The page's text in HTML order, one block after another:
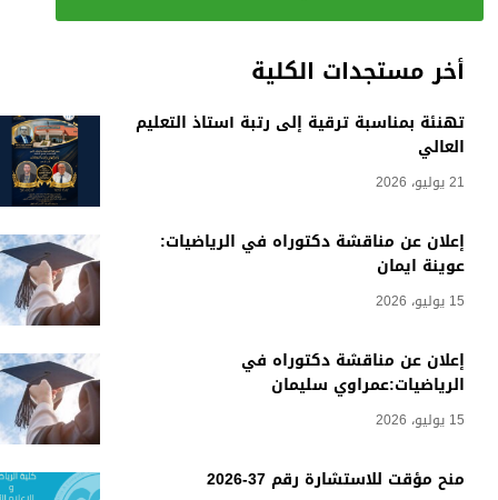
أخر مستجدات الكلية
تهنئة بمناسبة ترقية إلى رتبة أستاذ التعليم
العالي
21 يوليو، 2026
إعلان عن مناقشة دكتوراه في الرياضيات:
عوينة ايمان
15 يوليو، 2026
إعلان عن مناقشة دكتوراه في
الرياضيات:عمراوي سليمان
15 يوليو، 2026
منح مؤقت للاستشارة رقم 37-2026